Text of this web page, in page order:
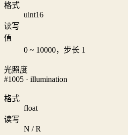
格式
uint16
读写
值
0 ~ 10000，步长 1
光照度
#1005 · illumination
格式
float
读写
N / R